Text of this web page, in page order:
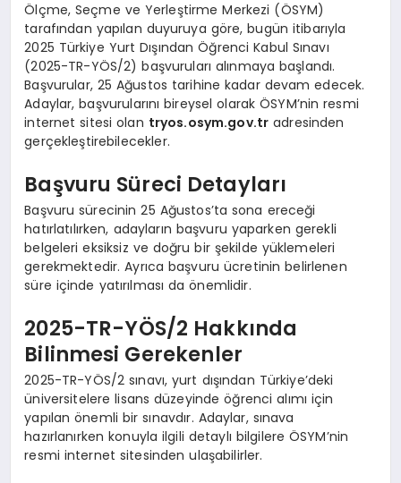
Ölçme, Seçme ve Yerleştirme Merkezi (ÖSYM)
tarafından yapılan duyuruya göre, bugün itibarıyla
2025 Türkiye Yurt Dışından Öğrenci Kabul Sınavı
(2025-TR-YÖS/2) başvuruları alınmaya başlandı.
Başvurular, 25 Ağustos tarihine kadar devam edecek.
Adaylar, başvurularını bireysel olarak ÖSYM’nin resmi
internet sitesi olan tryos.osym.gov.tr adresinden
gerçekleştirebilecekler.
Başvuru Süreci Detayları
Başvuru sürecinin 25 Ağustos’ta sona ereceği
hatırlatılırken, adayların başvuru yaparken gerekli
belgeleri eksiksiz ve doğru bir şekilde yüklemeleri
gerekmektedir. Ayrıca başvuru ücretinin belirlenen
süre içinde yatırılması da önemlidir.
2025-TR-YÖS/2 Hakkında
Bilinmesi Gerekenler
2025-TR-YÖS/2 sınavı, yurt dışından Türkiye’deki
üniversitelere lisans düzeyinde öğrenci alımı için
yapılan önemli bir sınavdır. Adaylar, sınava
hazırlanırken konuyla ilgili detaylı bilgilere ÖSYM’nin
resmi internet sitesinden ulaşabilirler.